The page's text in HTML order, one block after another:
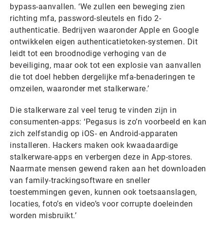
bypass-aanvallen. ‘We zullen een beweging zien
richting mfa, password-sleutels en fido 2-
authenticatie. Bedrijven waaronder Apple en Google
ontwikkelen eigen authenticatietoken-systemen. Dit
leidt tot een broodnodige verhoging van de
beveiliging, maar ook tot een explosie van aanvallen
die tot doel hebben dergelijke mfa-benaderingen te
omzeilen, waaronder met stalkerware.’
Die stalkerware zal veel terug te vinden zijn in
consumenten-apps: ‘Pegasus is zo’n voorbeeld en kan
zich zelfstandig op iOS- en Android-apparaten
installeren. Hackers maken ook kwaadaardige
stalkerware-apps en verbergen deze in App-stores.
Naarmate mensen gewend raken aan het downloaden
van family-trackingsoftware en sneller
toestemmingen geven, kunnen ook toetsaanslagen,
locaties, foto’s en video’s voor corrupte doeleinden
worden misbruikt.’